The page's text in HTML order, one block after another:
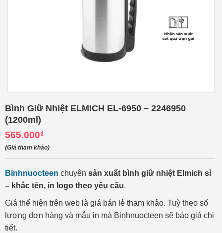
Bình Giữ Nhiệt ELMICH EL-6950 – 2246950
(1200ml)
565.000₫
(Giá tham khảo)
Binhnuocteen chuyên sản xuất bình giữ nhiệt Elmich sỉ
– khắc tên, in logo theo yêu cầu.
Giá thể hiện trên web là giá bán lẻ tham khảo. Tuỳ theo số
lượng đơn hàng và mẫu in mà Binhnuocteen sẽ báo giá chi
tiết.